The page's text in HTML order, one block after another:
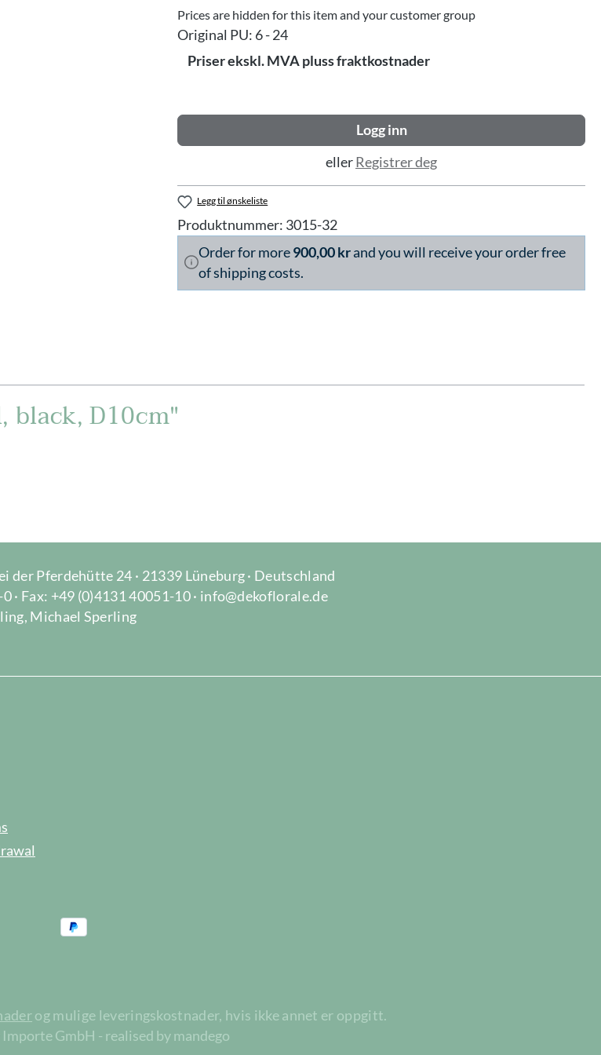
Prices are hidden for this item and your customer group
Original PU: 6 - 24
Priser ekskl. MVA pluss fraktkostnader
Logg inn
ellerRegistrer deg
Legg til ønskeliste
Produktnummer: 3015-32
Order for more900,00 krand you will receive your order free
of shipping costs.
black, D10cm"
der Pferdehütte 24 · 21339 Lüneburg · Deutschland
· Fax: +49 (0)4131 40051-10 · info@dekoflorale.de
Michael Sperling
og mulige leveringskostnader, hvis ikke annet er oppgitt.
GmbH - realised by mandego